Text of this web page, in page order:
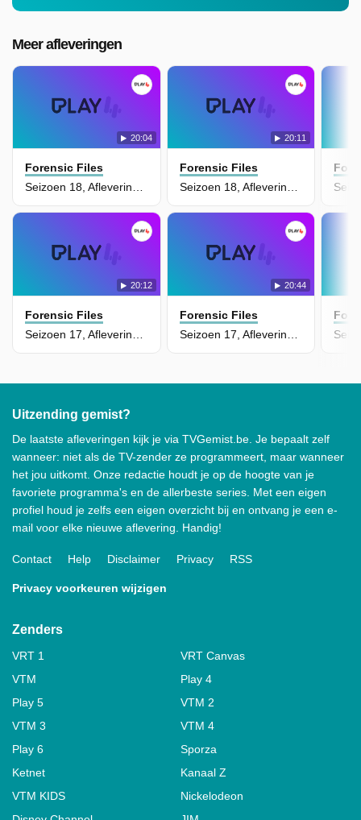
Meer afleveringen
20:04
Forensic Files
Seizoen 18, Aflevering 2 - The Maidenwater Murder
20:11
Forensic Files
Seizoen 18, Aflevering 1 - Murder On Helium Road
20:12
Forensic Files
20:44
Forensic Files
Uitzending gemist?
De laatste afleveringen kijk je via TVGemist.be. Je bepaalt zelf
wanneer: niet als de TV-zender ze programmeert, maar wanneer
het jou uitkomt. Onze redactie houdt je op de hoogte van je
favoriete programma's en de allerbeste series. Met een eigen
profiel houd je zelfs een eigen overzicht bij en ontvang je een e-
mail voor elke nieuwe aflevering. Handig!
Contact Help Disclaimer Privacy RSS
Privacy voorkeuren wijzigen
Zenders
VRT 1
VRT Canvas
VTM
Play 4
Play 5
VTM 2
VTM 3
VTM 4
Play 6
Sporza
Ketnet
Kanaal Z
VTM KIDS
Nickelodeon